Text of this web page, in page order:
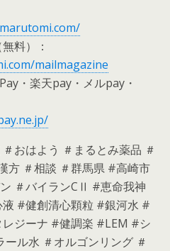
料）：
mailmagazine
・楽天pay・メルpay・
おはよう ＃まるとみ薬品 ＃
方 ＃相談 ＃群馬県 #高崎市
＃バイランCⅡ #恵命我神
#健創清心顆粒 #銀河水 #
ジーナ #健調楽 #LEM #シ
ル水 ＃オルゴンリング ＃